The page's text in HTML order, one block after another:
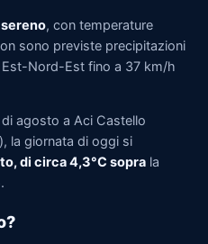
sereno, con temperature
sono previste precipitazioni
Nord-Est fino a 37 km/h
agosto a Aci Castello
la giornata di oggi si
di circa 4,3°C sopra la